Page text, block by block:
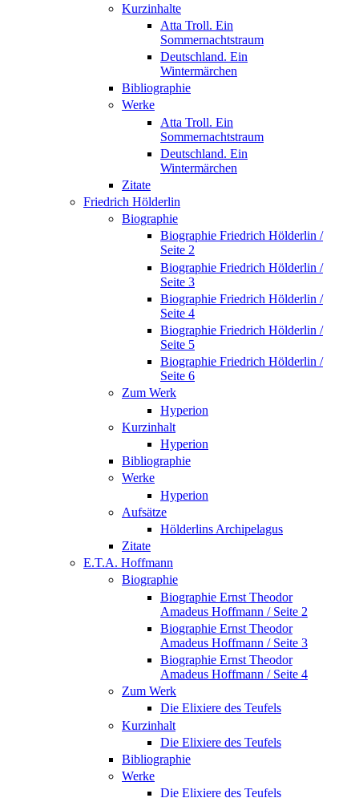
Kurzinhalte
Atta Troll. Ein
Sommernachtstraum
Deutschland. Ein
Wintermärchen
Bibliographie
Werke
Atta Troll. Ein
Sommernachtstraum
Deutschland. Ein
Wintermärchen
Zitate
Friedrich Hölderlin
Biographie
Biographie Friedrich Hölderlin /
Seite 2
Biographie Friedrich Hölderlin /
Seite 3
Biographie Friedrich Hölderlin /
Seite 4
Biographie Friedrich Hölderlin /
Seite 5
Biographie Friedrich Hölderlin /
Seite 6
Zum Werk
Hyperion
Kurzinhalt
Hyperion
Bibliographie
Werke
Hyperion
Aufsätze
Hölderlins Archipelagus
Zitate
E.T.A. Hoffmann
Biographie
Biographie Ernst Theodor
Amadeus Hoffmann / Seite 2
Biographie Ernst Theodor
Amadeus Hoffmann / Seite 3
Biographie Ernst Theodor
Amadeus Hoffmann / Seite 4
Zum Werk
Die Elixiere des Teufels
Kurzinhalt
Die Elixiere des Teufels
Bibliographie
Werke
Die Elixiere des Teufels